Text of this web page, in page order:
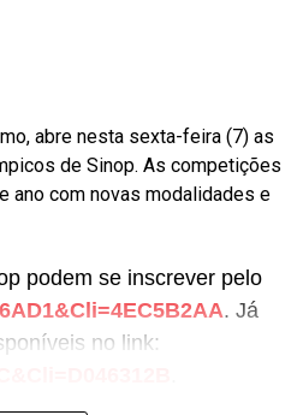
abre nesta sexta-feira (7) as
de Sinop. As competições
ano com novas modalidades e
podem se inscrever pelo
. Já
no link: